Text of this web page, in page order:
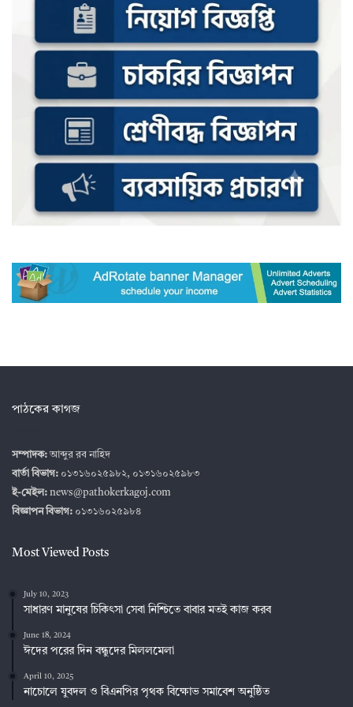
পাঠকের কাগজ
সম্পাদক:আব্দুর রব নাহিদ
বার্তা বিভাগ: ০১৩১৬০২৫৯৮২, ০১৩১৬০২৫৯৮৩
ই-মেইল: news@pathokerkagoj.com
বিজ্ঞাপন বিভাগ: ০১৩১৬০২৫৯৮৪
Most Viewed Posts
July 10, 2023
সাধারণ মানুষের চিকিৎসা সেবা নিশ্চিতে বাবার মতই কাজ করব
June 18, 2024
ঈদের পরের দিন বন্ধুদের মিললমেলা
April 10, 2025
নাচোলে যুবদল ও বিএনপির পৃথক বিক্ষোভ সমাবেশ অনুষ্ঠিত